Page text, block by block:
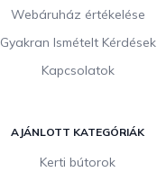
Webáruház értékelése
Gyakran Ismételt Kérdések
Kapcsolatok
AJÁNLOTT KATEGÓRIÁK
Kerti bútorok